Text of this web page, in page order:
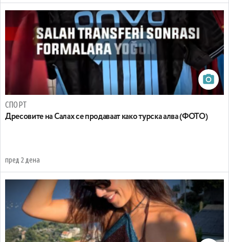
СПОРТ
Дресовите на Салах се продаваат како турска алва (ФОТО)
пред 2 дена